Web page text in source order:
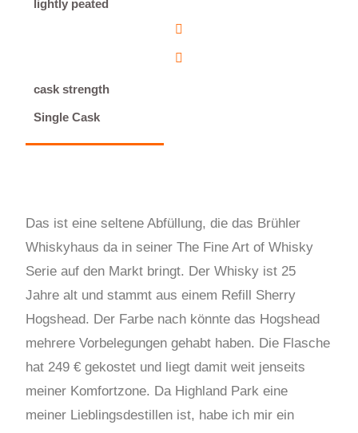
lightly peated
cask strength
Single Cask
Das ist eine seltene Abfüllung, die das Brühler
Whiskyhaus da in seiner The Fine Art of Whisky
Serie auf den Markt bringt. Der Whisky ist 25
Jahre alt und stammt aus einem Refill Sherry
Hogshead. Der Farbe nach könnte das Hogshead
mehrere Vorbelegungen gehabt haben. Die Flasche
hat 249 € gekostet und liegt damit weit jenseits
meiner Komfortzone. Da Highland Park eine
meiner Lieblingsdestillen ist, habe ich mir ein